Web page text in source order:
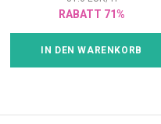
RABATT 71%
IN DEN WARENKORB